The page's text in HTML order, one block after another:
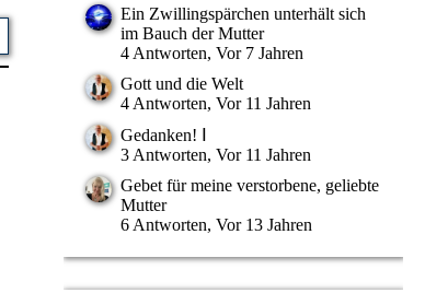
Ein Zwillingspärchen unterhält sich
im Bauch der Mutter
4 Antworten, Vor 7 Jahren
Gott und die Welt
4 Antworten, Vor 11 Jahren
Gedanken! Ⅰ
3 Antworten, Vor 11 Jahren
Gebet für meine verstorbene, geliebte
Mutter
6 Antworten, Vor 13 Jahren